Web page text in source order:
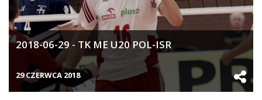
2018-06-29 - TK ME U20 POL-ISR
29 CZERWCA 2018